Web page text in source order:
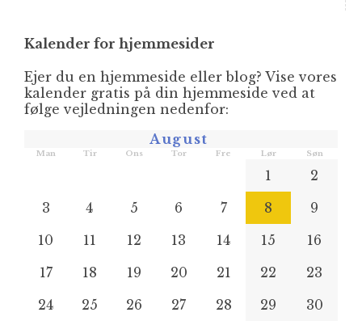
Kalender for hjemmesider
Ejer du en hjemmeside eller blog? Vise vores
kalender gratis på din hjemmeside ved at
følge vejledningen nedenfor:
August
Man Tir Ons Tor Fre Lør Søn
1
2
3
4 5 6 7 8
9
10
11 12 13 14 15
16
17
18 19 20 21 22
23
24
25 26 27 28 29
30